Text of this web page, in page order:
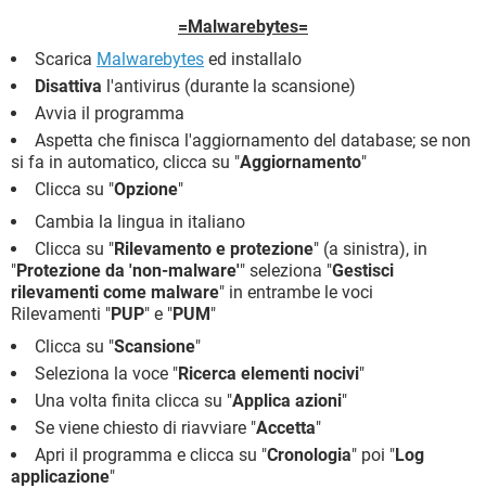
=Malwarebytes=
Scarica Malwarebytes ed installalo
Disattiva l'antivirus (durante la scansione)
Avvia il programma
Aspetta che finisca l'aggiornamento del database; se non
si fa in automatico, clicca su "Aggiornamento"
Clicca su "Opzione"
Cambia la lingua in italiano
Clicca su "Rilevamento e protezione" (a sinistra), in
"Protezione da 'non-malware'" seleziona "Gestisci
rilevamenti come malware" in entrambe le voci
Rilevamenti "PUP" e "PUM"
Clicca su "Scansione"
Seleziona la voce "Ricerca elementi nocivi"
Una volta finita clicca su "Applica azioni"
Se viene chiesto di riavviare "Accetta"
Apri il programma e clicca su "Cronologia" poi "Log
applicazione"